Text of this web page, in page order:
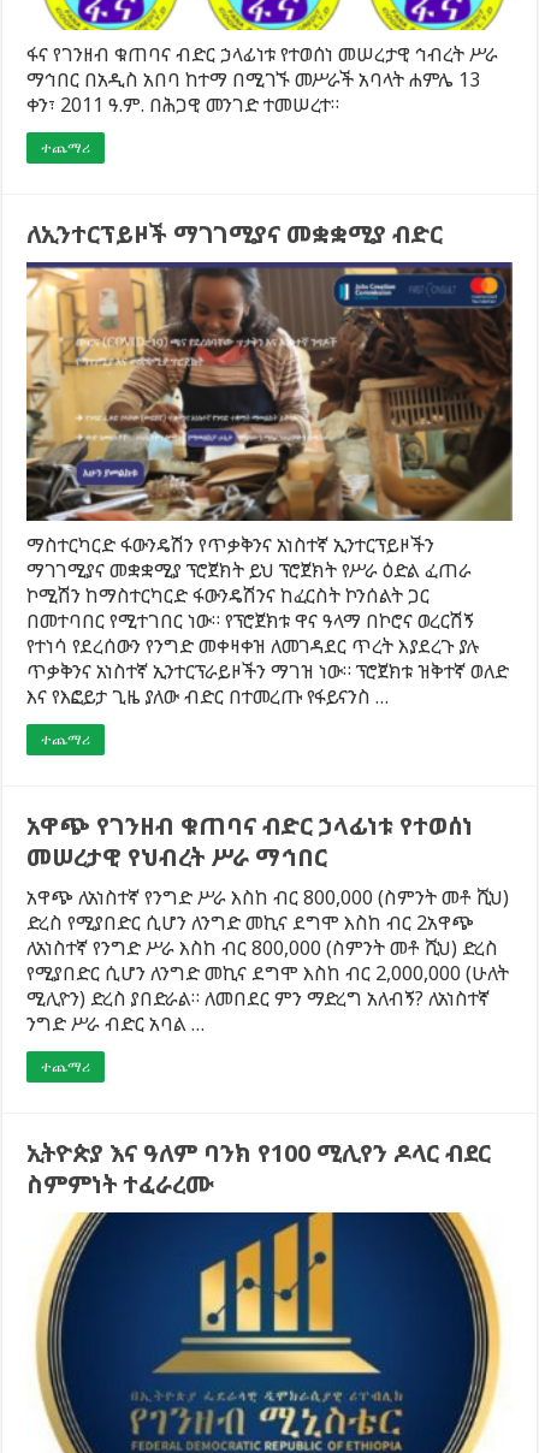
ፋና የገንዘብ ቁጠባና ብድር ኃላፊነቱ የተወሰነ መሠረታዊ ኅብረት ሥራ
ማኅበር በአዲስ አበባ ከተማ በሚገኙ መሥራች አባላት ሐምሌ 13
ቀን፣ 2011 ዓ.ም. በሕጋዊ መንገድ ተመሠረተ።
ተጨማሪ
ለኢንተርፕይዞች ማገገሚያና መቋቋሚያ ብድር
ማስተርካርድ ፋውንዴሽን የጥቃቅንና አነስተኛ ኢንተርፕይዞችን
ማገገሚያና መቋቋሚያ ፕሮጀክት ይህ ፕሮጀክት የሥራ ዕድል ፈጠራ
ኮሚሽን ከማስተርካርድ ፋውንዴሽንና ከፈርስት ኮንሰልት ጋር
በመተባበር የሚተገበር ነው። የፕሮጀክቱ ዋና ዓላማ በኮሮና ወረርሽኝ
የተነሳ የደረሰውን የንግድ መቀዛቀዝ ለመገዳደር ጥረት እያደረጉ ያሉ
ጥቃቅንና አነስተኛ ኢንተርፕራይዞችን ማገዝ ነው። ፕሮጀክቱ ዝቅተኛ ወለድ
እና የእፎይታ ጊዜ ያለው ብድር በተመረጡ የፋይናንስ …
ተጨማሪ
አዋጭ የገንዘብ ቁጠባና ብድር ኃላፊነቱ የተወሰነ
መሠረታዊ የህብረት ሥራ ማኅበር
አዋጭ ለአነስተኛ የንግድ ሥራ እስከ ብር 800,000 (ስምንት መቶ ሺህ)
ድረስ የሚያበድር ሲሆን ለንግድ መኪና ደግሞ እስከ ብር 2አዋጭ
ለአነስተኛ የንግድ ሥራ እስከ ብር 800,000 (ስምንት መቶ ሺህ) ድረስ
የሚያበድር ሲሆን ለንግድ መኪና ደግሞ እስከ ብር 2,000,000 (ሁለት
ሚሊዮን) ድረስ ያበድራል። ለመበደር ምን ማድረግ አለብኝ? ለአነስተኛ
ንግድ ሥራ ብድር አባል …
ተጨማሪ
ኢትዮጵያ እና ዓለም ባንክ የ100 ሚሊየን ዶላር ብደር
ስምምነት ተፈራረሙ